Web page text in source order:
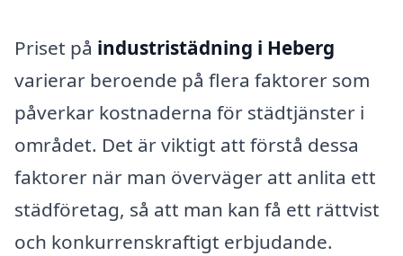
Priset på industristädning i Heberg
varierar beroende på flera faktorer som
påverkar kostnaderna för städtjänster i
området. Det är viktigt att förstå dessa
faktorer när man överväger att anlita ett
städföretag, så att man kan få ett rättvist
och konkurrenskraftigt erbjudande.